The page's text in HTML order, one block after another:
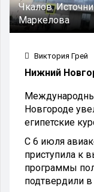
Чкалов.
Маркелова
Виктория Грей
Нижний
Новгороде
египетские
С 6 июля
приступила к
программы
подтвердили